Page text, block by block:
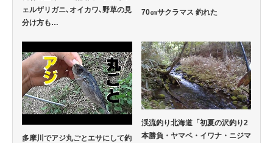
ェルザリガニ､オイカワ､野草の見
分け方も…
70㎝サクラマス 釣れた
多摩川でアジ丸ごとエサにして釣
渓流釣り北海道「初夏の沢釣り2
本勝負・ヤマベ・イワナ・ニジマ